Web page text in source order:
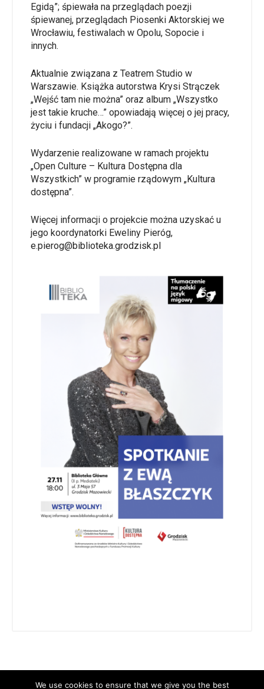
Egidą”; śpiewała na przeglądach poezji
śpiewanej, przeglądach Piosenki Aktorskiej we
Wrocławiu, festiwalach w Opolu, Sopocie i
innych.
Aktualnie związana z Teatrem Studio w
Warszawie. Książka autorstwa Krysi Strączek
„Wejść tam nie można” oraz album „Wszystko
jest takie kruche…” opowiadają więcej o jej pracy,
życiu i fundacji „Akogo?”.
Wydarzenie realizowane w ramach projektu
„Open Culture – Kultura Dostępna dla
Wszystkich” w programie rządowym „Kultura
dostępna”.
Więcej informacji o projekcie można uzyskać u
jego koordynatorki Eweliny Pieróg,
e.pierog@biblioteka.grodzisk.pl
We use cookies to ensure that we give you the best